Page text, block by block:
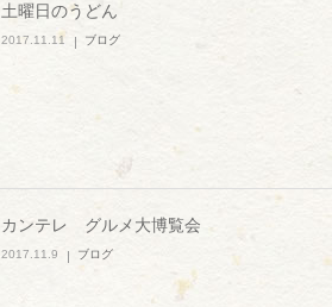
土曜日のうどん
2017.11.11 ブログ
カンテレ グルメ大博覧会
2017.11.9 ブログ